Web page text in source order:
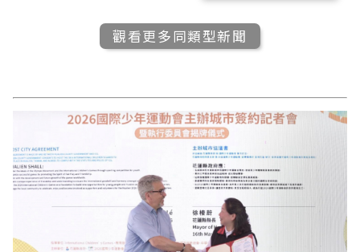
觀看更多同類型新聞